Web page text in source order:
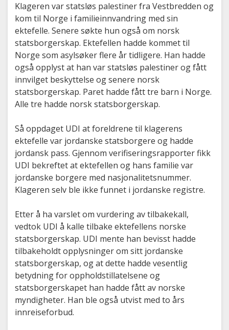
Klageren var statsløs palestiner fra Vestbredden og
kom til Norge i familieinnvandring med sin
ektefelle. Senere søkte hun også om norsk
statsborgerskap. Ektefellen hadde kommet til
Norge som asylsøker flere år tidligere. Han hadde
også opplyst at han var statsløs palestiner og fått
innvilget beskyttelse og senere norsk
statsborgerskap. Paret hadde fått tre barn i Norge.
Alle tre hadde norsk statsborgerskap.
Så oppdaget UDI at foreldrene til klagerens
ektefelle var jordanske statsborgere og hadde
jordansk pass. Gjennom verifiseringsrapporter fikk
UDI bekreftet at ektefellen og hans familie var
jordanske borgere med nasjonalitetsnummer.
Klageren selv ble ikke funnet i jordanske registre.
Etter å ha varslet om vurdering av tilbakekall,
vedtok UDI å kalle tilbake ektefellens norske
statsborgerskap. UDI mente han bevisst hadde
tilbakeholdt opplysninger om sitt jordanske
statsborgerskap, og at dette hadde vesentlig
betydning for oppholdstillatelsene og
statsborgerskapet han hadde fått av norske
myndigheter. Han ble også utvist med to års
innreiseforbud.